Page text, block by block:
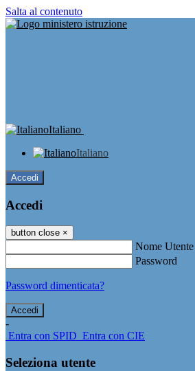
Salta al contenuto
Italiano
Italiano
Accedi
Accedi
button close ×
Nome Utente
Password
Password dimenticata?
-
Entra con SPID Entra con CIE
Seleziona utente